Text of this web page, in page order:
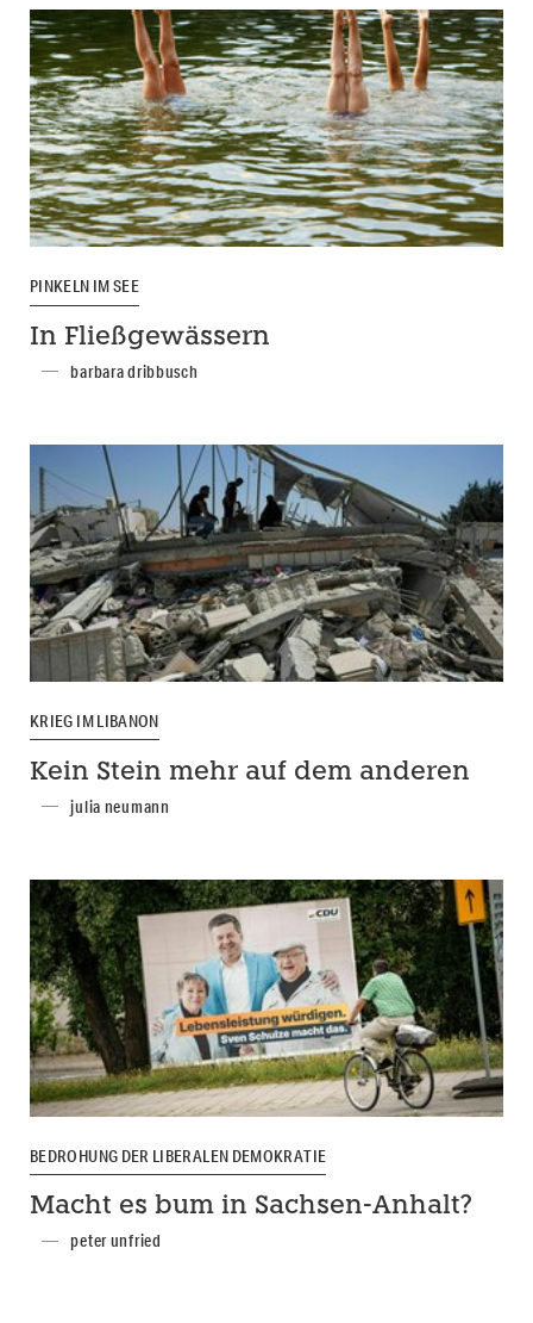
PINKELN IM SEE
In Fließgewässern
barbara dribbusch
KRIEG IM LIBANON
Kein Stein mehr auf dem anderen
julia neumann
BEDROHUNG DER LIBERALEN DEMOKRATIE
Macht es bum in Sachsen-Anhalt?
peter unfried